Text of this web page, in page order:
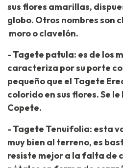
sus flores amarillas,
globo. Otros nombres son
moro o clavelón.
- Tagete patula: es de los
caracteriza por su porte
pequeño que el Tagete
colorido en sus flores. Se
Copete.
- Tagete Tenuifolia: esta
muy bien al terreno, es
resiste mejor a la falta de